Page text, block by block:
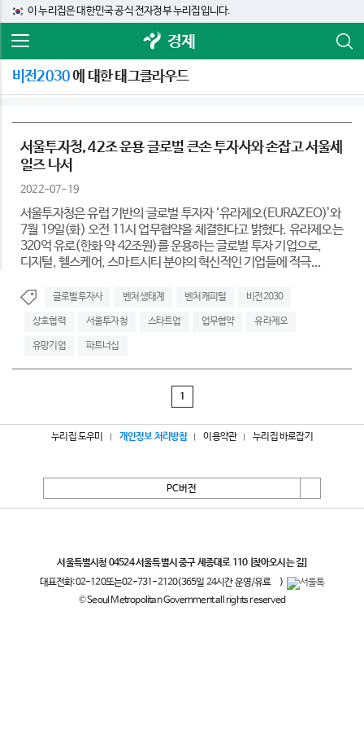
이 누리집은 대한민국 공식 전자정부 누리집입니다.
경제
비전2030 에 대한 태그클라우드
서울투자청, 42조 운용 글로벌 큰손 투자사와 손잡고 서울세
일즈 나서
2022-07-19
서울투자청은 유럽 기반의 글로벌 투자자 ‘유라제오(EURAZEO)’와
7월 19일(화) 오전 11시 업무협약을 체결한다고 밝혔다. 유라제오는
320억 유로(한화 약 42조원)를 운용하는 글로벌 투자 기업으로,
디지털, 헬스케어, 스마트시티 분야의 혁신적인 기업들에 적극...
글로벌투자사 벤처생태계 벤처캐피털 비전2030
상호협력 서울투자청 스타트업 업무협약 유라제오
유망기업 파트너십
1
누리집 도우미 개인정보 처리방침 이용약관 누리집 바로잡기
PC버전
서울특별시청 04524 서울특별시 중구 세종대로 110 [찾아오시는 길]
대표전화:02-120또는02-731-2120(365일 24시간 운영/유료
)
© Seoul Metropolitan Government all rights reserved